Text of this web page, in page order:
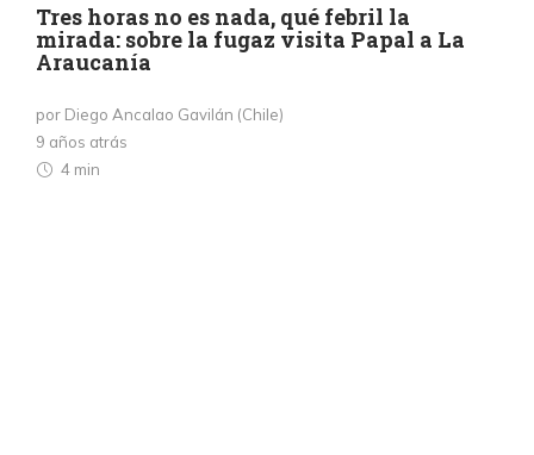
Tres horas no es nada, qué febril la
mirada: sobre la fugaz visita Papal a La
Araucanía
por Diego Ancalao Gavilán (Chile)
9 años atrás
4 min